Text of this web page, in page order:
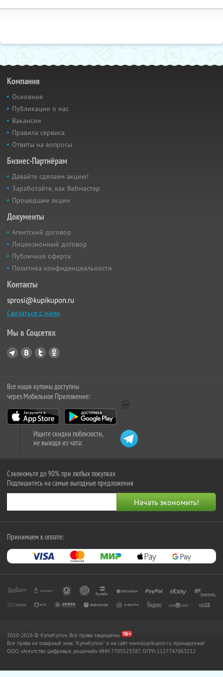
Компания
Основное
Публикации о нас
Вакансии
Правила сервиса
Ответы на вопросы
Бизнес-Партнёрам
Давайте сделаем акцию!
Заработайте, как Вебмастер
Прошедшие акции
Документы
Агентский договор
Лицензионный договор
Публичная оферта
Политика конфиденциальности
Контакты
sprosi@kupikupon.ru
Связаться с нами
Мы в Соцсетях
Все наши купоны доступны
через Мобильное Приложение:
Ищите скидки поблизости,
не выходя из чата:
Сэкономьте до 90% при любых покупках
Подпишитесь на самые выгодные предложения
Принимаем к оплате:
2010-2026 © КупиКупон. Все права защищены.
Все права на товарный знак "КупиКупон" и на сайт www.kupikupon.ru принадлежат
OOO «Агентство цифровых решений» ИНН 7705523387, ОГРН 1127747063212